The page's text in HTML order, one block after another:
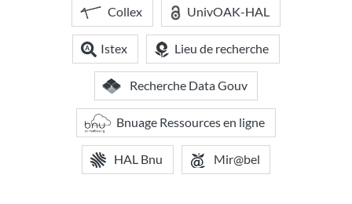
Collex UnivOAK-HAL
Istex Lieu de recherche
Recherche Data Gouv
Bnuage Ressources en ligne
HAL Bnu Mir@bel